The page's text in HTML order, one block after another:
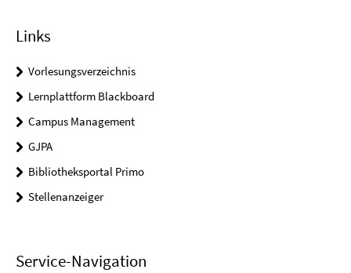
Links
Vorlesungsverzeichnis
Lernplattform Blackboard
Campus Management
GJPA
Bibliotheksportal Primo
Stellenanzeiger
Service-Navigation